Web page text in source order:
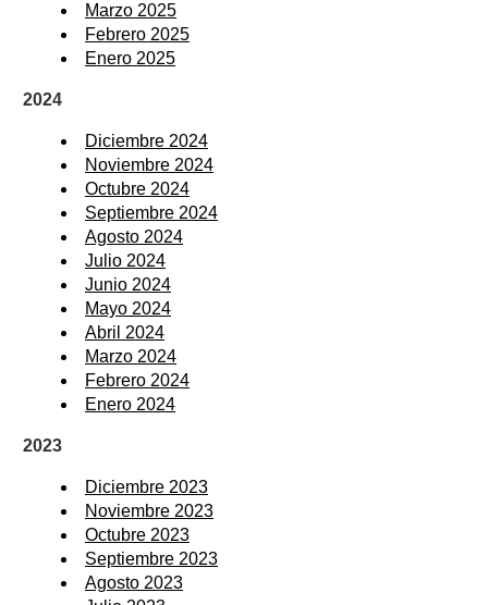
Marzo 2025
Febrero 2025
Enero 2025
2024
Diciembre 2024
Noviembre 2024
Octubre 2024
Septiembre 2024
Agosto 2024
Julio 2024
Junio 2024
Mayo 2024
Abril 2024
Marzo 2024
Febrero 2024
Enero 2024
2023
Diciembre 2023
Noviembre 2023
Octubre 2023
Septiembre 2023
Agosto 2023